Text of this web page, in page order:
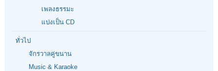
เพลงธรรมะ
แบ่งเป็น CD
ทั่วไป
จักรวาลคู่ขนาน
Music & Karaoke